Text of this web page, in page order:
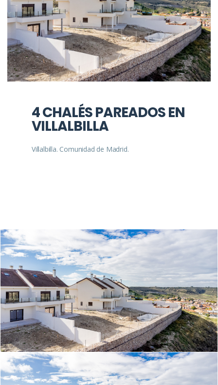
4 CHALÉS PAREADOS EN
VILLALBILLA
Villalbilla. Comunidad de Madrid.